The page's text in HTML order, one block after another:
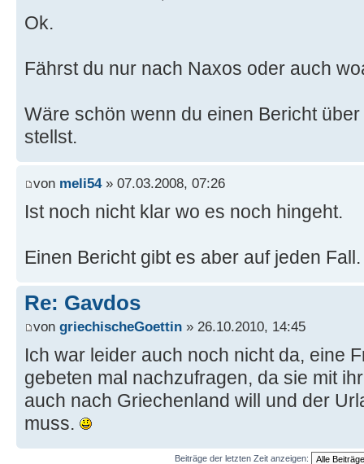
Ok.
Fährst du nur nach Naxos oder auch
Wäre schön wenn du einen Bericht
stellst.
von meli54» 07.03.2008, 07:26
Ist noch nicht klar wo es noch hingeht.
Einen Bericht gibt es aber auf jeden Fall.
Re: Gavdos
von griechischeGoettin » 26.10.2010, 14:45
Ich war leider auch noch nicht da, eine
gebeten mal nachzufragen, da sie mit
auch nach Griechenland will und der
muss.
Beiträge der letzten Zeit anzeigen: